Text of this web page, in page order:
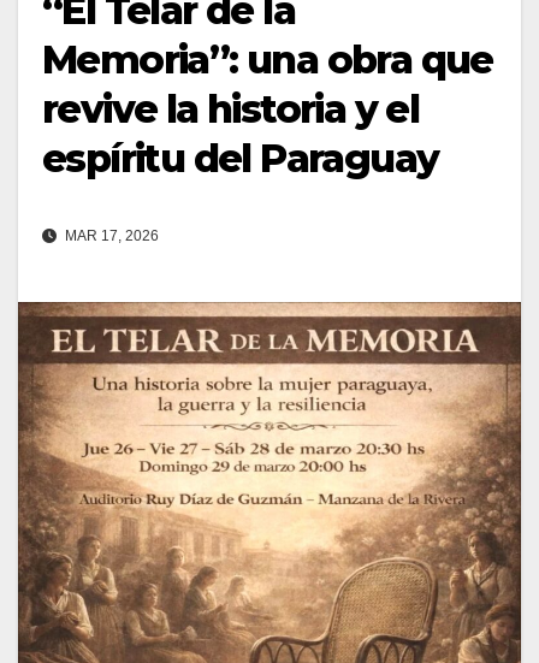
“El Telar de la
Memoria”: una obra que
revive la historia y el
espíritu del Paraguay
MAR 17, 2026